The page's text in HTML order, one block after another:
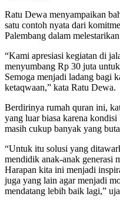
Ratu Dewa menyampaikan
satu contoh nyata dari
Palembang dalam
“Kami apresiasi kegiatan di
menyumbang Rp 30 juta
Semoga menjadi ladang bagi
ketaqwaan,” kata Ratu Dewa.
Berdirinya rumah quran ini,
yang luar biasa karena
masih cukup banyak yang
“Untuk itu solusi yang
mendidik anak-anak generasi
Harapan kita ini menjadi
juga yang lain agar menjadi
mendatang lebih baik lagi,”